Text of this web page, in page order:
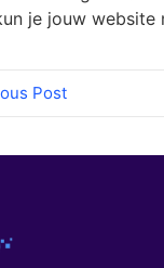
je jouw
Post